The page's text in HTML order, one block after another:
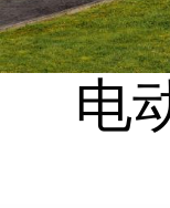
电